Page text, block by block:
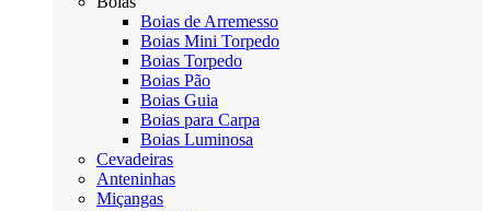
Boias de Arremesso
Boias Mini Torpedo
Boias Torpedo
Boias Pão
Boias Guia
Boias para Carpa
Boias Luminosa
Cevadeiras
Anteninhas
Miçangas